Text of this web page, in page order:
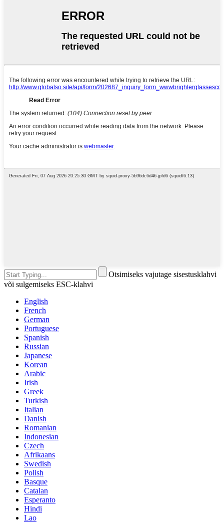
Otsimiseks vajutage sisestusklahvi
või sulgemiseks ESC-klahvi
English
French
German
Portuguese
Spanish
Russian
Japanese
Korean
Arabic
Irish
Greek
Turkish
Italian
Danish
Romanian
Indonesian
Czech
Afrikaans
Swedish
Polish
Basque
Catalan
Esperanto
Hindi
Lao